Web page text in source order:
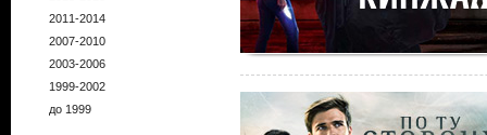
2011-2014
2007-2010
2003-2006
1999-2002
до 1999